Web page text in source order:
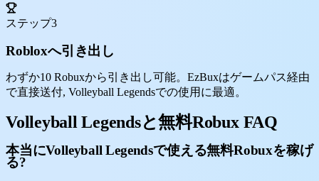
ステップ3
Robloxへ引き出し
わずか10 Robuxから引き出し可能。EzBuxはゲームパス経由
で直接送付, Volleyball Legendsでの使用に最適。
Volleyball Legendsと無料Robux FAQ
本当にVolleyball Legendsで使える無料Robuxを稼げ
る?